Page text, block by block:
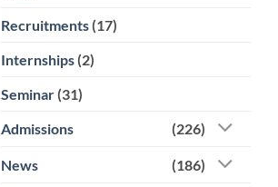
Recruitments (17)
Internships (2)
Seminar (31)
Admissions (226)
News (186)